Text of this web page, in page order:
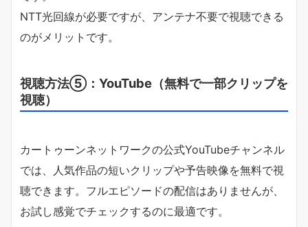
NTT光回線が必要ですが、アンテナ不要で視聴できる
のがメリットです。
視聴方法⑤：YouTube（無料で一部クリップを
視聴）
カートゥーンネットワークの公式YouTubeチャンネル
では、人気作品の短いクリップや予告映像を無料で視
聴できます。フルエピソードの配信はありませんが、
お試し感覚でチェックするのに最適です。